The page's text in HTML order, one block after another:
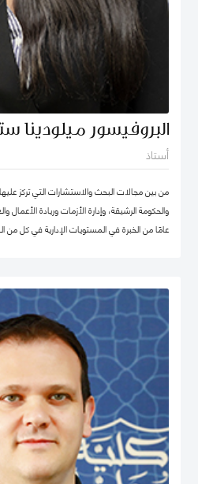
البروفيسور ميلودينا
أستاذ
من بين مجالات البحث والاستشارات التي تركز عليها
عامًا من الخبرة في المستويات الإدارية في كل من
أمضت قبل ذلك أكثر من عقد في جامعة ولونغونغ في
وهي واحدة من أوائل الجامعات الخاصة في
نائب العميد ومدير برنامج الماجستير في إدارة
ولجان الاعتماد في كل من الإمارات العربية
التواصل مع المؤسسات. عاشت في الولايات المتحدة
البروفيسور ستيفنز عضو في العديد من المجالس
عمل حول أخلاقيات الذكاء الاصطناعي في IEEE SA